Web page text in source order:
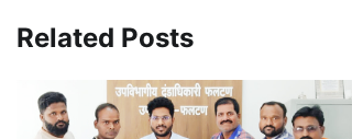
Related Posts